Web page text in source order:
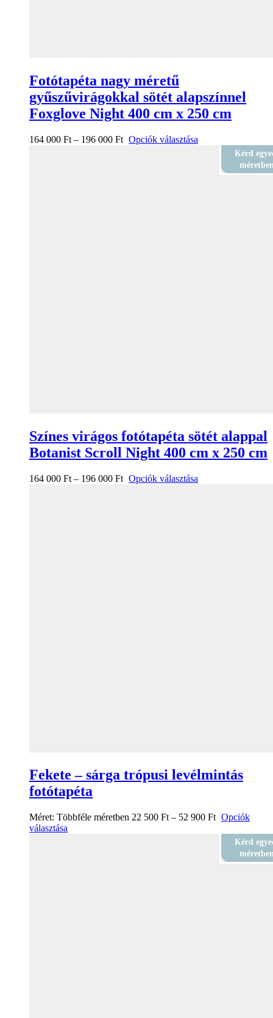
Fotótapéta nagy méretű
gyűszűvirágokkal sötét alapszínnel
Foxglove Night 400 cm x 250 cm
164 000 Ft – 196 000 Ft Opciók választása
Kérd
Színes virágos fotótapéta sötét alappal
Botanist Scroll Night 400 cm x 250 cm
164 000 Ft – 196 000 Ft Opciók választása
Fekete – sárga trópusi levélmintás
fotótapéta
Méret: Többféle méretben 22 500 Ft – 52 900 Ft Opciók
választása
Kérd